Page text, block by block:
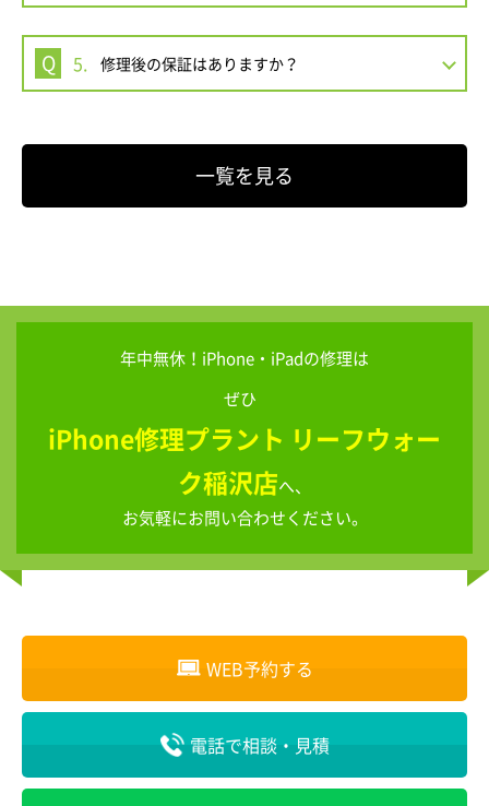
5. 修理後の保証はありますか？
一覧を見る
年中無休！iPhone・iPadの修理は
ぜひ
iPhone修理プラント リーフウォー
ク稲沢店へ、
お気軽にお問い合わせください。
WEB予約する
電話で相談・見積